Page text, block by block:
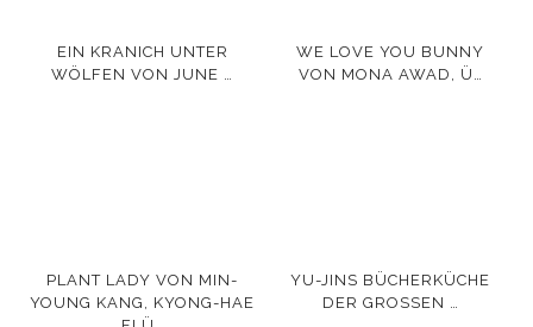
EIN KRANICH UNTER
WÖLFEN VON JUNE …
WE LOVE YOU BUNNY
VON MONA AWAD, Ü…
PLANT LADY VON MIN-
YOUNG KANG, KYONG-HAE
YU-JINS BÜCHERKÜCHE
DER GROSSEN …